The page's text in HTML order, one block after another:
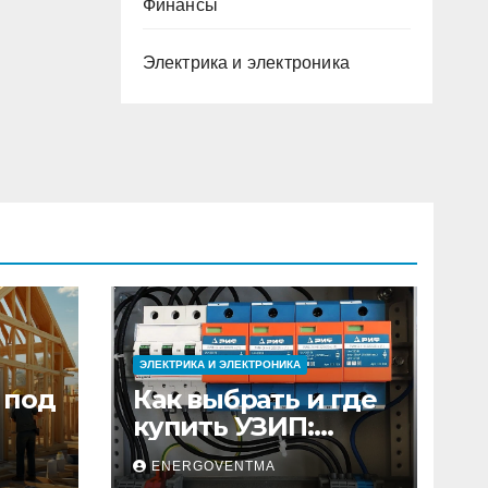
Финансы
Электрика и электроника
под
ЭЛЕКТРИКА И ЭЛЕКТРОНИКА
Как выбрать и где
купить УЗИП:
особенности
устройств защиты
ENERGOVENTMA